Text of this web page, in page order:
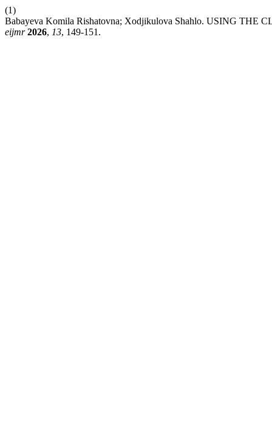
(1)
Babayeva Komila Rishatovna; Xodjikulova Shahlo. USING
eijmr 2026, 13, 149-151.